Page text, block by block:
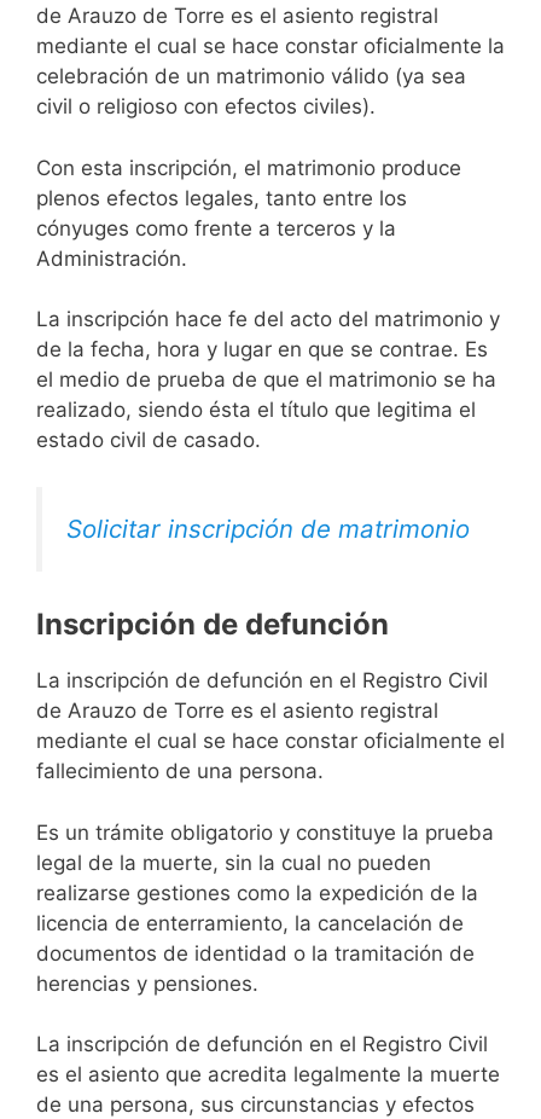
de Arauzo de Torre es el asiento registral
mediante el cual se hace constar oficialmente la
celebración de un matrimonio válido (ya sea
civil o religioso con efectos civiles).
Con esta inscripción, el matrimonio produce
plenos efectos legales, tanto entre los
cónyuges como frente a terceros y la
Administración.
La inscripción hace fe del acto del matrimonio y
de la fecha, hora y lugar en que se contrae. Es
el medio de prueba de que el matrimonio se ha
realizado, siendo ésta el título que legitima el
estado civil de casado.
Solicitar inscripción de matrimonio
Inscripción de defunción
La inscripción de defunción en el Registro Civil
de Arauzo de Torre es el asiento registral
mediante el cual se hace constar oficialmente el
fallecimiento de una persona.
Es un trámite obligatorio y constituye la prueba
legal de la muerte, sin la cual no pueden
realizarse gestiones como la expedición de la
licencia de enterramiento, la cancelación de
documentos de identidad o la tramitación de
herencias y pensiones.
La inscripción de defunción en el Registro Civil
es el asiento que acredita legalmente la muerte
de una persona, sus circunstancias y efectos